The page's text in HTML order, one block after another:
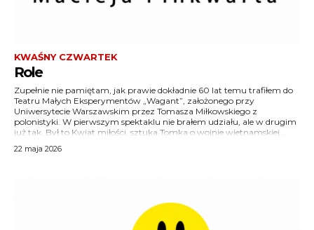
KWAŚNY CZWARTEK
Role
Zupełnie nie pamiętam, jak prawie dokładnie 60 lat temu trafiłem do
Teatru Małych Eksperymentów „Wagant”, założonego przy
Uniwersytecie Warszawskim przez Tomasza Miłkowskiego z
polonistyki. W pierwszym spektaklu nie brałem udziału, ale w drugim
już tak. Był to Kwiat miłości, sztuka Tomka o wojnie wietnamskiej,...
22 maja 2026